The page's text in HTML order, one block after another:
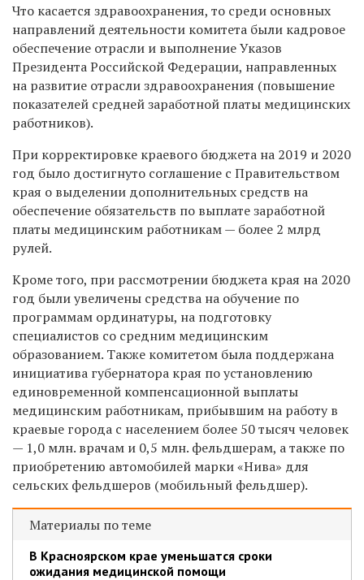
Что касается здравоохранения, то среди основных
направлений деятельности комитета были кадровое
обеспечение отрасли и выполнение Указов
Президента Российской Федерации, направленных
на развитие отрасли здравоохранения (повышение
показателей средней заработной платы медицинских
работников).
При корректировке краевого бюджета на 2019 и 2020
год было достигнуто соглашение с Правительством
края о выделении дополнительных средств на
обеспечение обязательств по выплате заработной
платы медицинским работникам — более 2 млрд
рулей.
Кроме того, при рассмотрении бюджета края на 2020
год были увеличены средства на обучение по
программам ординатуры, на подготовку
специалистов со средним медицинским
образованием. Также комитетом была поддержана
инициатива губернатора края по установлению
единовременной компенсационной выплаты
медицинским работникам, прибывшим на работу в
краевые города с населением более 50 тысяч человек
— 1,0 млн. врачам и 0,5 млн. фельдшерам, а также по
приобретению автомобилей марки «Нива» для
сельских фельдшеров (мобильный фельдшер).
Материалы по теме
В Красноярском крае уменьшатся сроки
ожидания медицинской помощи